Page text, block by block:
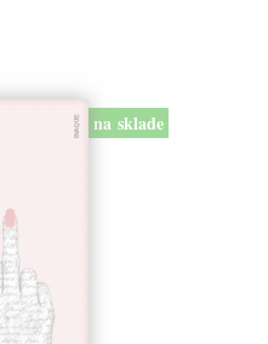
na sklade